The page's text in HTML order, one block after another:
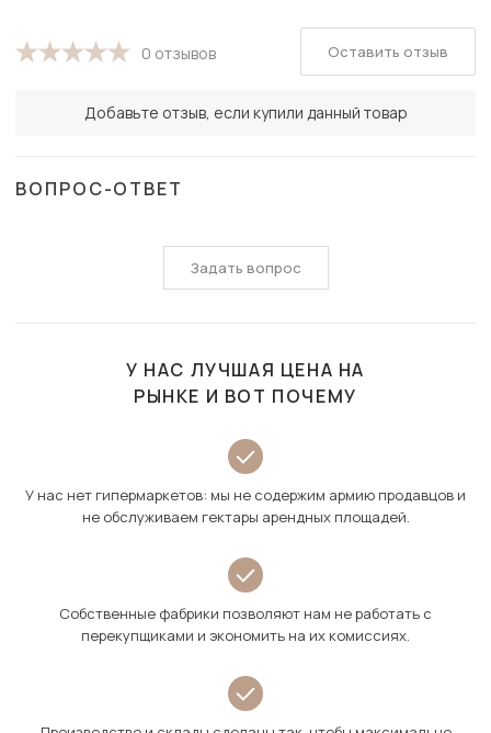
0 отзывов
Добавьте отзыв, если купили данный товар
Оставить отзыв
ВОПРОС-ОТВЕТ
Задать вопрос
У НАС ЛУЧШАЯ ЦЕНА НА
РЫНКЕ И ВОТ ПОЧЕМУ
У нас нет гипермаркетов: мы не содержим армию продавцов и
не обслуживаем гектары арендных площадей.
Собственные фабрики позволяют нам не работать с
перекупщиками и экономить на их комиссиях.